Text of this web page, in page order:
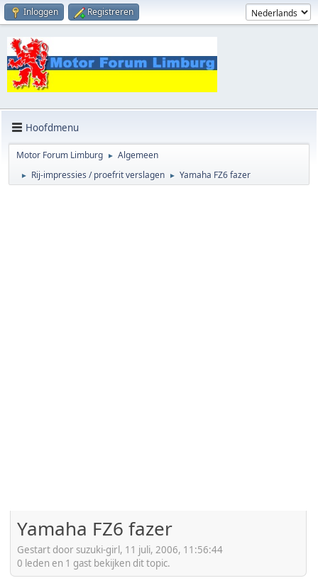
Inloggen Registreren
Hoofdmenu
Motor Forum Limburg ► Algemeen
► Rij-impressies / proefrit verslagen ► Yamaha FZ6 fazer
Yamaha FZ6 fazer
Gestart door suzuki-girl, 11 juli, 2006, 11:56:44
0 leden en 1 gast bekijken dit topic.